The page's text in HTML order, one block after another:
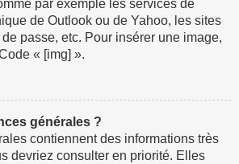
par exemple les services de
de Outlook ou de Yahoo, les sites
passe, etc. Pour insérer une image,
« [img] ».
générales ?
contiennent des informations très
devriez consulter en priorité. Elles